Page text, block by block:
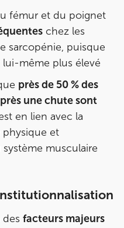
fémur et du poignet
chez les
sarcopénie, puisque
même plus élevé
près de 50 % des
une chute sont
en lien avec la
physique et
système musculaire
des facteurs majeurs
Paris
Paris
75008 Paris